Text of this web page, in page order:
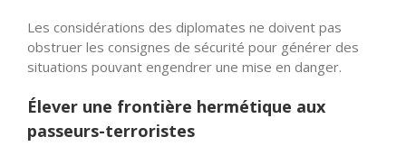
Les considérations des diplomates ne doivent pas
obstruer les consignes de sécurité pour générer des
situations pouvant engendrer une mise en danger.
Élever une frontière hermétique aux
passeurs-terroristes